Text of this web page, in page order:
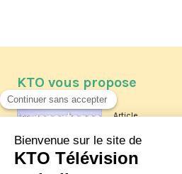
KTO vous propose
Article
Les